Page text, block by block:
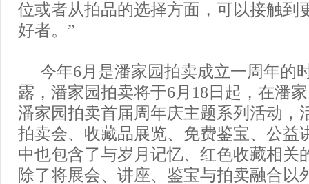
位或者从拍品的选择方面，可以接触到
好者。”
今年6月是潘家园拍卖成立一周年的
露，潘家园拍卖将于6月18日起，在潘
潘家园拍卖首届周年庆主题系列活动，
拍卖会、收藏品展览、免费鉴宝、公益
中也包含了与岁月记忆、红色收藏相关
除了将展会、讲座、鉴宝与拍卖融合以